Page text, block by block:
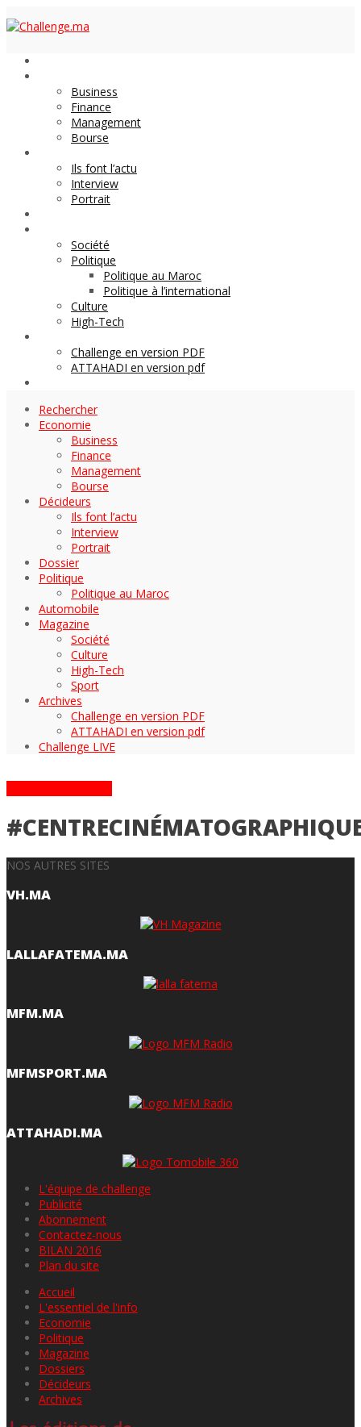
Business
Finance
Management
Bourse
Ils font l’actu
Interview
Portrait
Société
Politique
Politique au Maroc
Politique à l’international
Culture
High-Tech
Challenge en version PDF
ATTAHADI en version pdf
Rechercher
Economie
Business
Finance
Management
Bourse
Décideurs
Ils font l’actu
Interview
Portrait
Dossier
Politique
Politique au Maroc
Automobile
Magazine
Société
Culture
High-Tech
Sport
Archives
Challenge en version PDF
ATTAHADI en version pdf
Challenge LIVE
NOS AUTRES SITES
VH.MA
LALLAFATEMA.MA
MFM.MA
MFMSPORT.MA
ATTAHADI.MA
L'équipe de challenge
Publicité
Abonnement
Contactez-nous
BILAN 2016
Plan du site
Accueil
L'essentiel de l'info
Economie
Politique
Magazine
Dossiers
Décideurs
Archives